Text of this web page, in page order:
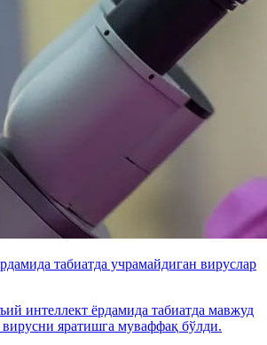
табиатда учрамайдиган вируслар
интеллект ёрдамида табиатда мавжуд
вирусни яратишга муваффақ бўлди.